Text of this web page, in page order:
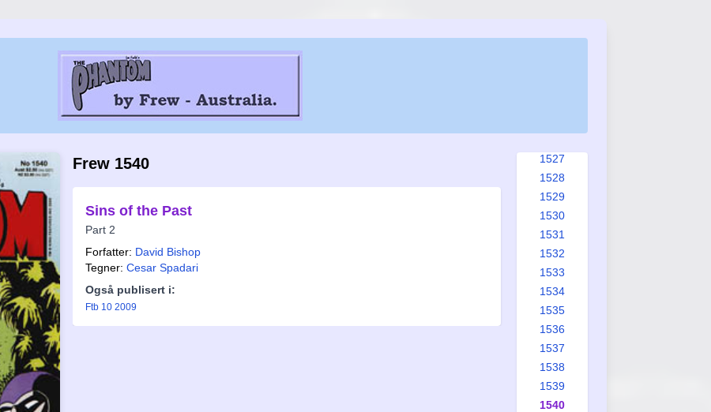
Frew 1540
Sins of the Past
Part 2
Forfatter: David Bishop
Tegner: Cesar Spadari
Også publisert i:
Ftb 10 2009
1527
1528
1529
1530
1531
1532
1533
1534
1535
1536
1537
1538
1539
1540